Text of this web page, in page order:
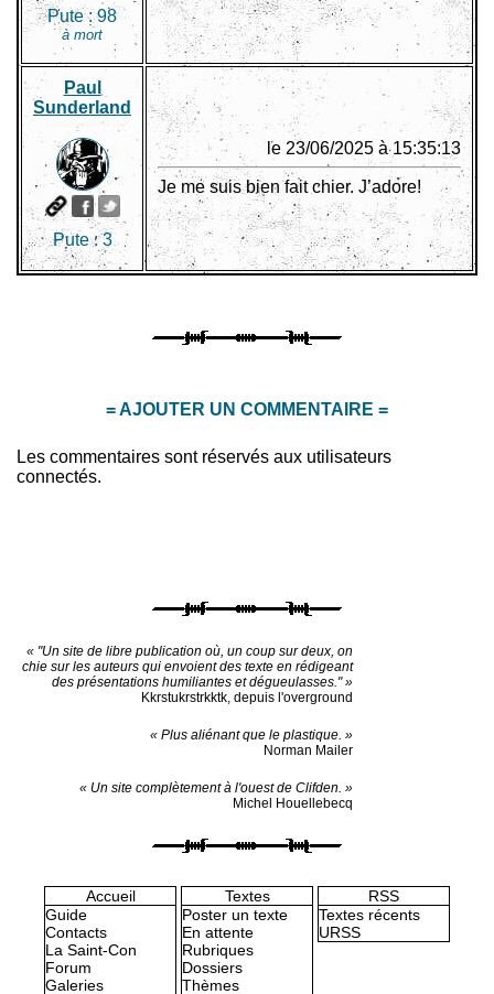
Pute :98
à mort
Paul
Sunderland
Pute :3
le 23/06/2025 à 15:35:13
Je me suis bien fait chier. J’adore!
= AJOUTER UN COMMENTAIRE =
Les commentaires sont réservés aux utilisateurs
connectés.
« "Un site de libre publication où, un coup sur deux, on
chie sur les auteurs qui envoient des texte en rédigeant
des présentations humiliantes et dégueulasses." »
Kkrstukrstrkktk, depuis l'overground
« Plus aliénant que le plastique. »
Norman Mailer
« Un site complètement à l'ouest de Clifden. »
Michel Houellebecq
Accueil
Guide
Contacts
La Saint-Con
Forum
Galeries
Textes
Poster un texte
En attente
Rubriques
Dossiers
Thèmes
RSS
Textes récents
URSS